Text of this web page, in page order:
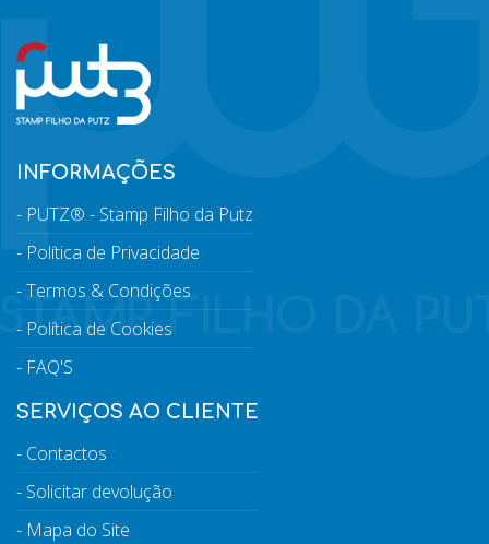
INFORMAÇÕES
PUTZ® - Stamp Filho da Putz
Política de Privacidade
Termos & Condições
Política de Cookies
FAQ'S
SERVIÇOS AO CLIENTE
Contactos
Solicitar devolução
Mapa do Site